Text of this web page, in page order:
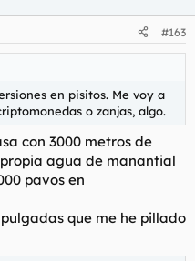
#163
en pisitos. Me voy a
o zanjas, algo.
con 3000 metros de
agua de manantial
pavos en
que me he pillado